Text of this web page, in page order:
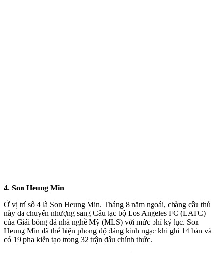
4. Son Heung Min
Ở vị trí số 4 là Son Heung Min. Tháng 8 năm ngoái, chàng cầu thủ
này đã chuyển nhượng sang Câu lạc bộ Los Angeles FC (LAFC)
của Giải bóng đá nhà nghề Mỹ (MLS) với mức phí kỷ lục. Son
Heung Min đã thể hiện phong độ đáng kinh ngạc khi ghi 14 bàn và
có 19 pha kiến tạo trong 32 trận đấu chính thức.